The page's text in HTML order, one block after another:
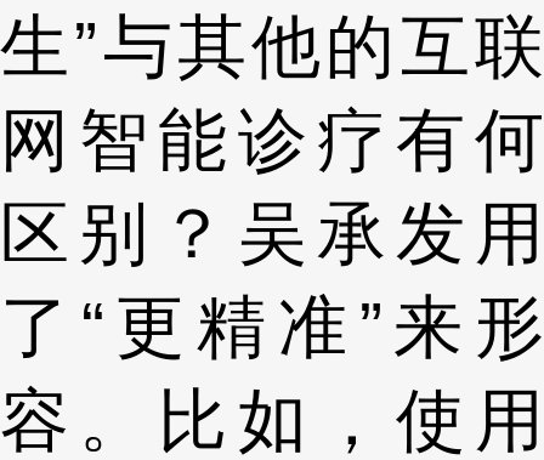
生”与其他的互联
网智能诊疗有何
区别？吴承发用
了“更精准”来形
容。比如，使用